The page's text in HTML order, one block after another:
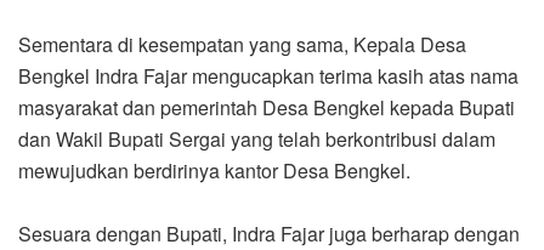
Sementara di kesempatan yang sama, Kepala Desa
Bengkel Indra Fajar mengucapkan terima kasih atas nama
masyarakat dan pemerintah Desa Bengkel kepada Bupati
dan Wakil Bupati Sergai yang telah berkontribusi dalam
mewujudkan berdirinya kantor Desa Bengkel.
Sesuara dengan Bupati, Indra Fajar juga berharap dengan